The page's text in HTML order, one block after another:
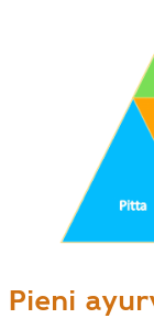
Pieni